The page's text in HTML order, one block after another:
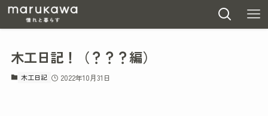
木工日記！（？？？編）
木工日記 2022年10月31日